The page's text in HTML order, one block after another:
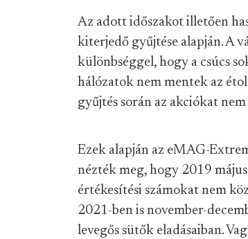
Az adott időszakot illetően
kiterjedő gyűjtése alapján. A
különbséggel, hogy a csúcs
hálózatok nem mentek az
gyűjtés során az akciókat
Ezek alapján az eMAG-
nézték meg, hogy 2019
értékesítési számokat nem
2021-ben is november-
levegős sütők eladásaiban.